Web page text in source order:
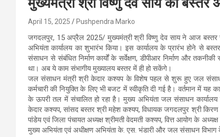
April 15, 2025 Pushpendra Marko
जगदलपुर, 15 अप्रैल 2025/ मुख्यमंत्री श्री विष्णु देव साय ने आज
अभियंता कार्यालय का शुभारंभ किया। इस कार्यालय के प्रारंभ होने से
संसाधन से संबंधित निर्माण कार्यों के सर्वेक्षण, डीपीआर निर्माण और
था। अब ये काम संभागीय मुख्यालय बस्तर में ही हो सकेंगे।
जल संसाधन मंत्री श्री केदार कश्यप के विशेष पहल से शुरू हुए जल संसाधन
कर्मचारी की नियुक्ति के लिए भी बजट में स्वीकृति दी गई है। वर्तमान में यह
के ऊपरी तल में संचालित हो रहा है। मुख्य अभियंता जल संसाधन
केदार कश्यप, सांसद बस्तर श्री महेश कश्यप, विधायक जगदलपुर श्री किरण
पांडेय एवं जिला पंचायत अध्यक्ष श्रीमती वेदमती कश्यप, वित्त आयोग के
मुख्य अभियंता एवं अधीक्षण अभियंता के. एस. भंडारी और जल संसाधन विभाग